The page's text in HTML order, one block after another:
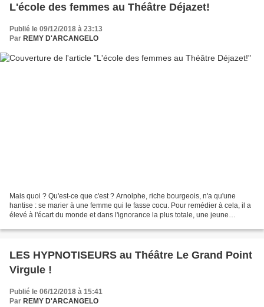
L'école des femmes au Théâtre Déjazet!
Publié le 09/12/2018 à 23:13
Par REMY D'ARCANGELO
Mais quoi ? Qu'est-ce que c'est ? Arnolphe, riche bourgeois, n'a qu'une
hantise : se marier à une femme qui le fasse cocu. Pour remédier à cela, il a
élevé à l'écart du monde et dans l'ignorance la plus totale, une jeune
LES HYPNOTISEURS au Théâtre Le Grand Point
Virgule !
Publié le 06/12/2018 à 15:41
Par REMY D'ARCANGELO